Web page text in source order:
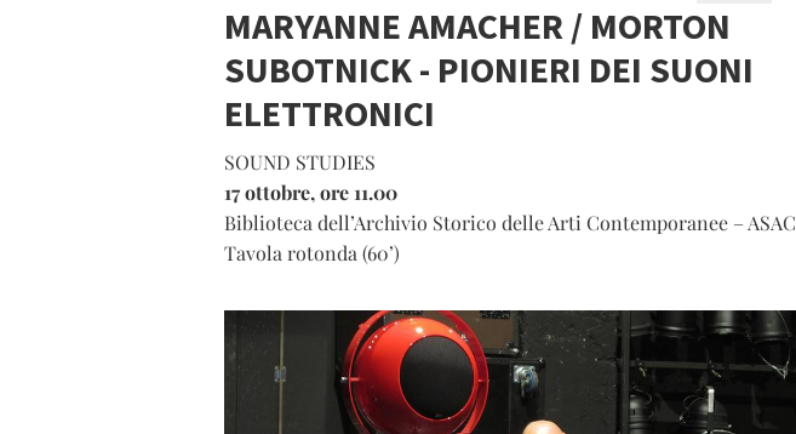
MARYANNE AMACHER / MORTON
SUBOTNICK - PIONIERI DEI SUONI
ELETTRONICI
SOUND STUDIES
17 ottobre, ore 11.00
Biblioteca dell’Archivio Storico delle Arti Contemporanee – ASAC
Tavola rotonda (60’)